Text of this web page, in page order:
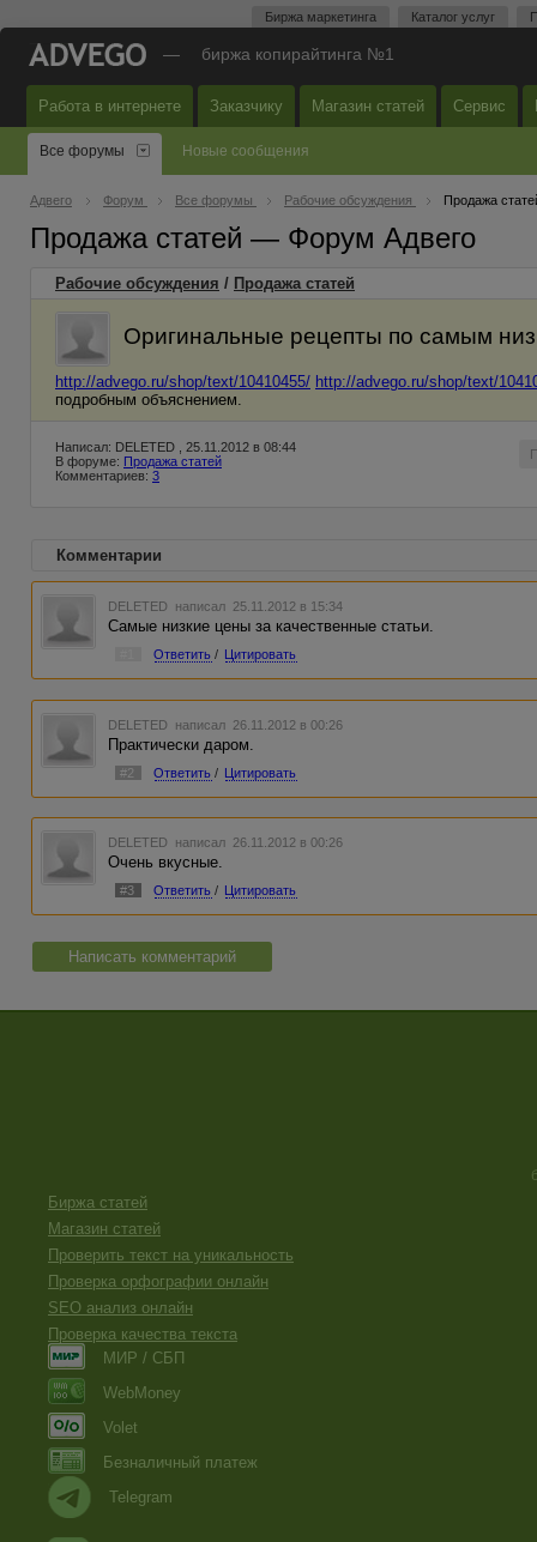
Биржа маркетинга Каталог услуг
— биржа копирайтинга №1
Работа в интернете Заказчику Магазин статей Сервис
Все форумы Новые сообщения
Адвего Форум Все форумы Рабочие обсуждения Продажа
Продажа статей — Форум Адвего
Рабочие обсуждения / Продажа статей
Оригинальные рецепты по самым
http://advego.ru/shop/text/10410455/ http://advego.ru/shop/text/
подробным объяснением.
Написал: DELETED , 25.11.2012 в 08:44
В форуме: Продажа статей
Комментариев: 3
Комментарии
DELETED написал 25.11.2012 в 15:34
Самые низкие цены за качественные статьи.
Ответить / Цитировать
DELETED написал 26.11.2012 в 00:26
Практически даром.
#2 Ответить / Цитировать
DELETED написал 26.11.2012 в 00:26
Очень вкусные.
#3 Ответить / Цитировать
Написать комментарий
Биржа статей
Магазин статей
Проверить текст на уникальность
Проверка орфографии онлайн
SEO анализ онлайн
Проверка качества текста
МИР / СБП
WebMoney
Volet
Безналичный платеж
Telegram